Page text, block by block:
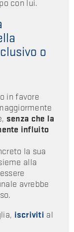
con lui.
o
in favore
senza che la
influito
la sua
alla
avrebbe
iscriviti al